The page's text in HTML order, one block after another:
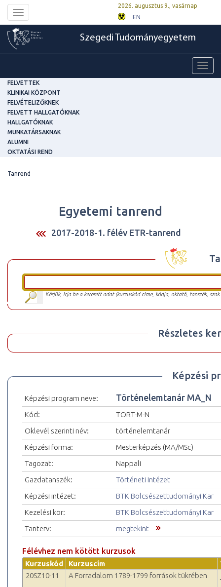
Toggle
navigation
2026. augusztus 9., vasárnap
EN
Szegedi Tudományegyetem
FELVETTEK
KLINIKAI KÖZPONT
FELVÉTELIZŐKNEK
FELVETT HALLGATÓKNAK
HALLGATÓKNAK
MUNKATÁRSAKNAK
ALUMNI
OKTATÁSI REND
Tanrend
Egyetemi tanrend
2017-2018-1. félév ETR-tanrend
Kérjük, írja be a keresett adat (kurzuskód címe, kódja, oktató, tanszék,
Részletes
Képzési
Képzési program neve: Történelemtanár MA_N
Kód:
TORT-M-N
Oklevél szerinti név:
történelemtanár
Képzési forma:
Mesterképzés (MA/MSc)
Tagozat:
Nappali
Gazdatanszék:
Történeti Intézet
Képzési intézet:
BTK Bölcsészettudományi Kar
Kezelési kör:
BTK Bölcsészettudományi Kar
Tanterv:
megtekint
Félévhez nem kötött kurzusok
Kurzuskód Kurzuscím
20SZ10-11
A Forradalom 1789-1799 források tükrében